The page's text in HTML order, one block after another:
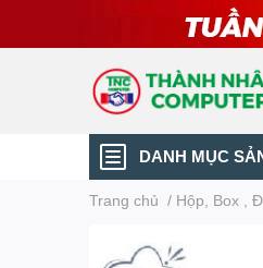
DANH MỤC
Trang chủ / Hộp, Box ,